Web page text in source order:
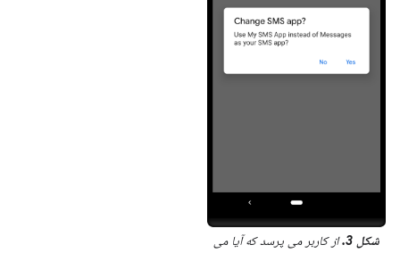
شکل 3.
از کاربر می پرسد که آیا می